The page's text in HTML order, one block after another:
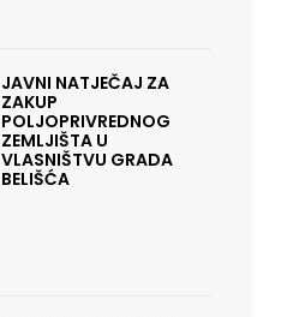
JAVNI NATJEČAJ ZA
ZAKUP
POLJOPRIVREDNOG
ZEMLJIŠTA U
VLASNIŠTVU GRADA
BELIŠĆA